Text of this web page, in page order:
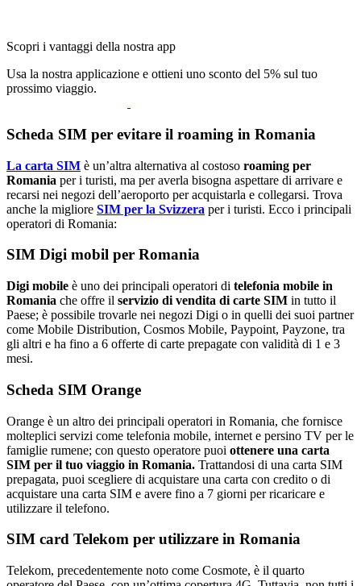
Scopri i vantaggi della nostra app
Usa la nostra applicazione e ottieni uno sconto del 5% sul tuo
prossimo viaggio.
Scheda SIM per evitare il roaming in Romania
La carta SIM è un’altra alternativa al costoso roaming per
Romania per i turisti, ma per averla bisogna aspettare di arrivare e
recarsi nei negozi dell’aeroporto per acquistarla e collegarsi. Trova
anche la migliore SIM per la Svizzera per i turisti. Ecco i principali
operatori di Romania:
SIM Digi mobil per Romania
Digi mobile è uno dei principali operatori di telefonia mobile in
Romania che offre il servizio di vendita di carte SIM in tutto il
Paese; è possibile trovarle nei negozi Digi o in quelli dei suoi partner
come Mobile Distribution, Cosmos Mobile, Paypoint, Payzone, tra
gli altri e ha fino a 6 offerte di carte prepagate con validità di 1 e 3
mesi.
Scheda SIM Orange
Orange è un altro dei principali operatori in Romania, che fornisce
molteplici servizi come telefonia mobile, internet e persino TV per le
famiglie rumene; con questo operatore puoi ottenere una carta
SIM per il tuo viaggio in Romania. Trattandosi di una carta SIM
prepagata, puoi scegliere di acquistare una carta con credito o di
acquistare una carta SIM e avere fino a 7 giorni per ricaricare e
utilizzare il telefono.
SIM card Telekom per utilizzare in Romania
Telekom, precedentemente noto come Cosmote, è il quarto